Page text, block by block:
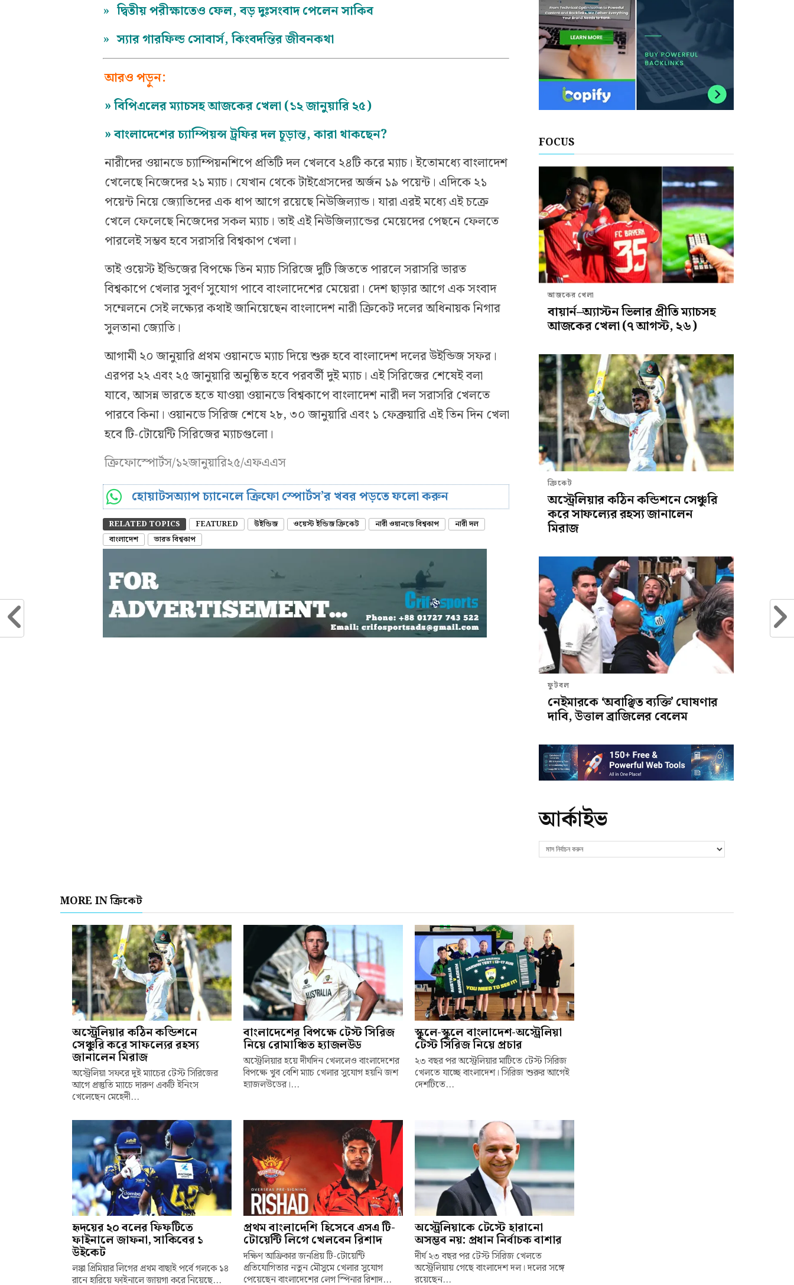
» দ্বিতীয় পরীক্ষাতেও ফেল, বড় দুঃসংবাদ পেলেন সাকিব
» স্যার গারফিল্ড সোবার্স, কিংবদন্তির জীবনকথা
আরও পড়ুন:
»বিপিএলের ম্যাচসহ আজকের খেলা (১২ জানুয়ারি ২৫)
»বাংলাদেশের চ্যাম্পিয়ন্স ট্রফির দল চূড়ান্ত, কারা থাকছেন?
নারীদের ওয়ানডে চ্যাম্পিয়নশিপে প্রতিটি দল খেলবে ২৪টি করে ম্যাচ। ইতোমধ্যে বাংলাদেশ
খেলেছে নিজেদের ২১ ম্যাচ। যেখান থেকে টাইগ্রেসদের অর্জন ১৯ পয়েন্ট। এদিকে ২১
পয়েন্ট নিয়ে জ্যোতিদের এক ধাপ আগে রয়েছে নিউজিল্যান্ড। যারা এরই মধ্যে এই চক্রে
খেলে ফেলেছে নিজেদের সকল ম্যাচ। তাই এই নিউজিল্যান্ডের মেয়েদের পেছনে ফেলতে
পারলেই সম্ভব হবে সরাসরি বিশ্বকাপ খেলা।
তাই ওয়েস্ট ইন্ডিজের বিপক্ষে তিন ম্যাচ সিরিজে দুটি জিততে পারলে সরাসরি ভারত
বিশ্বকাপে খেলার সুবর্ণ সুযোগ পাবে বাংলাদেশের মেয়েরা। দেশ ছাড়ার আগে এক সংবাদ
সম্মেলনে সেই লক্ষ্যের কথাই জানিয়েছেন বাংলাদেশ নারী ক্রিকেট দলের অধিনায়ক নিগার
সুলতানা জ্যোতি।
আগামী ২০ জানুয়ারি প্রথম ওয়ানডে ম্যাচ দিয়ে শুরু হবে বাংলাদেশ দলের উইন্ডিজ সফর।
এরপর ২২ এবং ২৫ জানুয়ারি অনুষ্ঠিত হবে পরবর্তী দুই ম্যাচ। এই সিরিজের শেষেই বলা
যাবে, আসন্ন ভারতে হতে যাওয়া ওয়ানডে বিশ্বকাপে বাংলাদেশ নারী দল সরাসরি খেলতে
পারবে কিনা। ওয়ানডে সিরিজ শেষে ২৮, ৩০ জানুয়ারি এবং ১ ফেব্রুয়ারি এই তিন দিন খেলা
হবে টি-টোয়েন্টি সিরিজের ম্যাচগুলো।
ক্রিফোস্পোর্টস/১২জানুয়ারি২৫/এফএএস
হোয়াটসঅ্যাপ চ্যানেলে ক্রিফো স্পোর্টস’র খবর পড়তে ফলো করুন
RELATED TOPICS FEATURED উইন্ডিজ ওয়েস্ট ইন্ডিজ ক্রিকেট নারী ওয়ানডে বিশ্বকাপ
নারী দল
বাংলাদেশ
ভারত বিশ্বকাপ
FOCUS
আজকের খেলা
বায়ার্ন–অ্যাস্টন ভিলার প্রীতি ম্যাচসহ
আজকের খেলা (৭ আগস্ট, ২৬)
ক্রিকেট
অস্ট্রেলিয়ার কঠিন কন্ডিশনে সেঞ্চুরি
করে সাফল্যের রহস্য জানালেন
মিরাজ
ফুটবল
নেইমারকে ‘অবাঞ্ছিত ব্যক্তি’ ঘোষণার
দাবি, উত্তাল ব্রাজিলের বেলেম
আর্কাইভ
MORE IN ক্রিকেট
অস্ট্রেলিয়ার কঠিন কন্ডিশনে
সেঞ্চুরি করে সাফল্যের রহস্য
জানালেন মিরাজ
অস্ট্রেলিয়া সফরে দুই ম্যাচের টেস্ট সিরিজের
আগে প্রস্তুতি ম্যাচে দারুণ একটি ইনিংস
খেলেছেন মেহেদী...
বাংলাদেশের বিপক্ষে টেস্ট সিরিজ
নিয়ে রোমাঞ্চিত হ্যাজলউড
অস্ট্রেলিয়ার হয়ে দীর্ঘদিন খেললেও বাংলাদেশের
বিপক্ষে খুব বেশি ম্যাচ খেলার সুযোগ হয়নি জশ
হ্যাজলউডের।...
স্কুলে-স্কুলে বাংলাদেশ-অস্ট্রেলিয়া
টেস্ট সিরিজ নিয়ে প্রচার
২৩ বছর পর অস্ট্রেলিয়ার মাটিতে টেস্ট সিরিজ
খেলতে যাচ্ছে বাংলাদেশ। সিরিজ শুরুর আগেই
দেশটিতে...
হৃদয়ের ২০ বলের ফিফটিতে
ফাইনালে জাফনা, সাকিবের ১
উইকেট
লঙ্কা প্রিমিয়ার লিগের প্রথম বাছাই পর্বে গলকে ১৪
রানে হারিয়ে ফাইনালে জায়গা করে নিয়েছে...
প্রথম বাংলাদেশি হিসেবে এসএ টি-
টোয়েন্টি লিগে খেলবেন রিশাদ
দক্ষিণ আফ্রিকার জনপ্রিয় টি-টোয়েন্টি
প্রতিযোগিতার নতুন মৌসুমে খেলার সুযোগ
পেয়েছেন বাংলাদেশের লেগ স্পিনার রিশাদ...
অস্ট্রেলিয়াকে টেস্টে হারানো
অসম্ভব নয়: প্রধান নির্বাচক বাশার
দীর্ঘ ২৩ বছর পর টেস্ট সিরিজ খেলতে
অস্ট্রেলিয়ায় গেছে বাংলাদেশ দল। দলের সঙ্গে
রয়েছেন...